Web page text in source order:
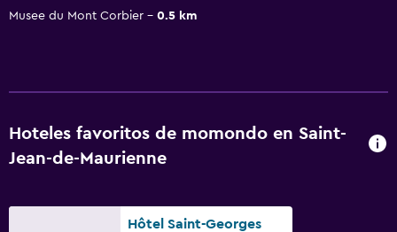
Musee du Mont Corbier
0.5 km
Hoteles favoritos de momondo en Saint-
Jean-de-Maurienne
Hôtel Saint-Georges